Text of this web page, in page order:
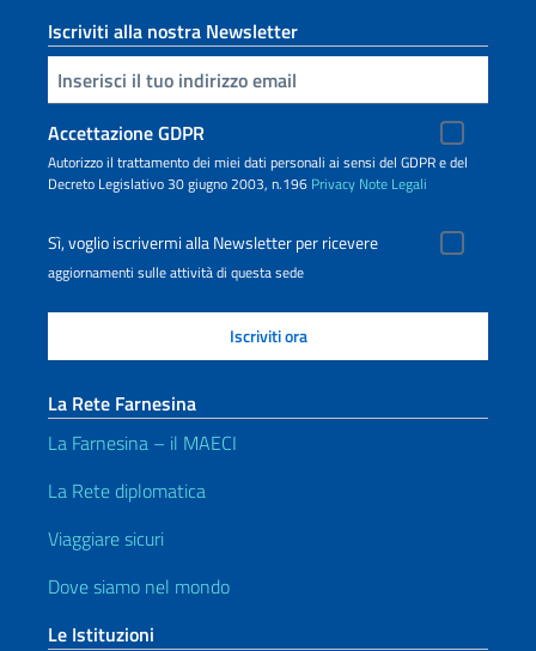
Iscriviti alla nostra Newsletter
Inserisci la tua email
Accettazione GDPR
Autorizzo il trattamento dei miei dati personali ai sensi del GDPR e del
Decreto Legislativo 30 giugno 2003, n.196 Privacy Note Legali
Sì, voglio iscrivermi alla Newsletter per ricevere
aggiornamenti sulle attività di questa sede
La Rete Farnesina
La Farnesina – il MAECI
La Rete diplomatica
Viaggiare sicuri
Dove siamo nel mondo
Le Istituzioni